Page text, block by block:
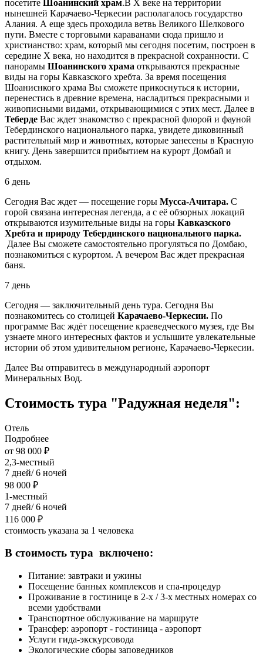
посетите Шоанинский храм.В X веке на территории
нынешней Карачаево-Черкесии располагалось государство
Алания. А еще здесь проходила ветвь Великого Шелкового
пути. Вместе с торговыми караванами сюда пришло и
христианство: храм, который мы сегодня посетим, построен в
середине X века, но находится в прекрасной сохранности. С
панорамы Шоанинского храма открываются прекрасные
виды на горы Кавказского хребта. За время посещения
Шоаниснкого храма Вы сможете прикоснуться к истории,
перенестись в древние времена, насладиться прекрасными и
живописными видами, открывающимися с этих мест. Далее в
Теберде Вас ждет знакомство с прекрасной флорой и фауной
Тебердинского национального парка, увидете диковинный
растительный мир и животных, которые занесены в Красную
книгу. День завершится прибытием на курорт Домбай и
отдыхом.
6 день
Сегодня Вас ждет — посещение горы Мусса-Ачитара. С
горой связана интересная легенда, а с её обзорных локаций
открываются изумительные виды на горы Кавказского
Хребта и природу Тебердинского национального парка.
Далее Вы сможете самостоятельно прогуляться по Домбаю,
познакомиться с курортом. А вечером Вас ждет прекрасная
баня.
7 день
Сегодня — заключительный день тура. Сегодня Вы
познакомитесь со столицей Карачаево-Черкесии. По
программе Вас ждёт посещение краеведческого музея, где Вы
узнаете много интересных фактов и услышите увлекательные
истории об этом удивительном регионе, Карачаево-Черкесии.
Далее Вы отправитесь в международный аэропорт
Минеральных Вод.
Стоимость тура "Радужная неделя":
Отель
Подробнее
от 98 000 ₽
2,3-местный
7 дней/ 6 ночей
98 000 ₽
1-местный
7 дней/ 6 ночей
116 000 ₽
стоимость указана за 1 человека
В стоимость тура включено:
Питание: завтраки и ужины
Посещение банных комплексов и спа-процедур
Проживание в гостинице в 2-х / 3-х местных номерах со
всеми удобствами
Транспортное обслуживание на маршруте
Трансфер: аэропорт - гостиница - аэропорт
Услуги гида-экскурсовода
Экологические сборы заповедников